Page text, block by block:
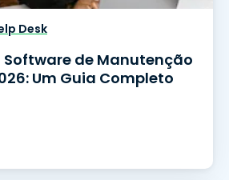
Desk
de Manutenção
Um Guia Completo